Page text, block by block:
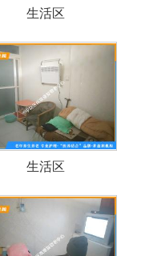
生活区
生活区